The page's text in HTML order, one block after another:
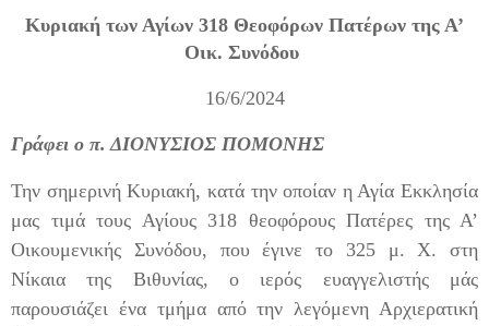
Κυριακή των Αγίων 318 Θεοφόρων Πατέρων της Α’
Οικ. Συνόδου
16/6/2024
Γράφει ο π. ΔΙΟΝΥΣΙΟΣ ΠΟΜΟΝΗΣ
Την σημερινή Κυριακή, κατά την οποίαν η Αγία Εκκλησία
μας τιμά τους Αγίους 318 θεοφόρους Πατέρες της Α’
Οικουμενικής Συνόδου, που έγινε το 325 μ. Χ. στη
Νίκαια της Βιθυνίας, ο ιερός ευαγγελιστής μάς
παρουσιάζει ένα τμήμα από την λεγόμενη Αρχιερατική